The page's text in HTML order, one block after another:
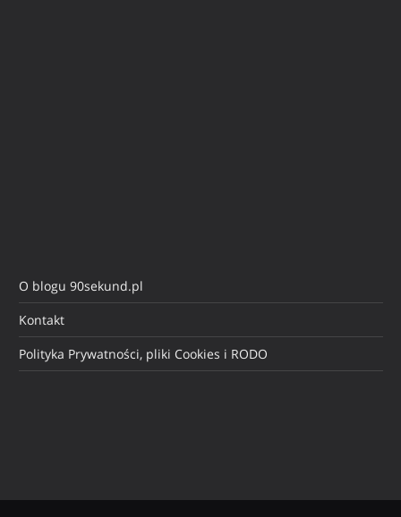
O blogu 90sekund.pl
Kontakt
Polityka Prywatności, pliki Cookies i RODO